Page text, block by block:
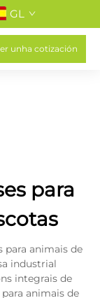
GL
unha cotización
para
para animais de
industrial
integrais de
animais de